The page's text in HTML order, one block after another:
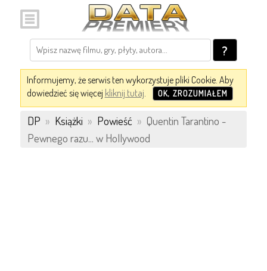
?
Informujemy, że serwis ten wykorzystuje pliki Cookie. Aby
dowiedzieć się więcej kliknij tutaj. OK, ZROZUMIAŁEM
DP » Książki » Powieść » Quentin Tarantino -
Pewnego razu... w Hollywood